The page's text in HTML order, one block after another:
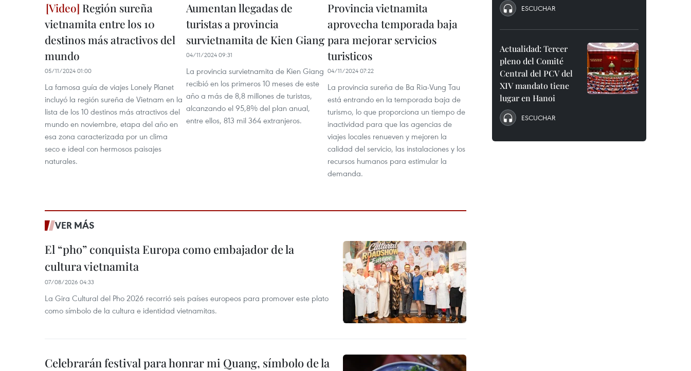
Región sureña
vietnamita entre los 10
destinos más atractivos del
mundo
05/11/2024 01:00
La famosa guía de viajes Lonely Planet
incluyó la región sureña de Vietnam en la
lista de los 10 destinos más atractivos del
mundo en noviembre, etapa del año en
esa zona caracterizada por un clima
seco e ideal con hermosos paisajes
naturales.
Aumentan llegadas de
turistas a provincia
survietnamita de Kien Giang
04/11/2024 09:31
La provincia survietnamita de Kien Giang
recibió en los primeros 10 meses de este
año a más de 8,8 millones de turistas,
alcanzando el 95,8% del plan anual,
entre ellos, 813 mil 364 extranjeros.
Provincia vietnamita
aprovecha temporada baja
para mejorar servicios
turisticos
04/11/2024 07:22
La provincia sureña de Ba Ria-Vung Tau
está entrando en la temporada baja de
turismo, lo que proporciona un tiempo de
inactividad para que las agencias de
viajes locales renueven y mejoren la
calidad del servicio, las instalaciones y los
recursos humanos para estimular la
demanda.
VER MÁS
El “pho” conquista Europa como embajador de la
cultura vietnamita
07/08/2026 04:33
La Gira Cultural del Pho 2026 recorrió seis países europeos para promover este plato
como símbolo de la cultura e identidad vietnamitas.
Celebrarán festival para honrar mi Quang, símbolo de la
ESCUCHAR
Actualidad: Tercer
pleno del Comité
Central del PCV del
XIV mandato tiene
lugar en Hanoi
ESCUCHAR